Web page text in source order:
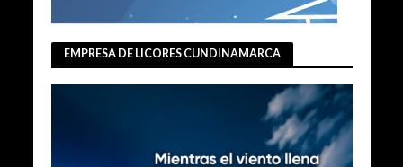
EMPRESA DE LICORES CUNDINAMARCA